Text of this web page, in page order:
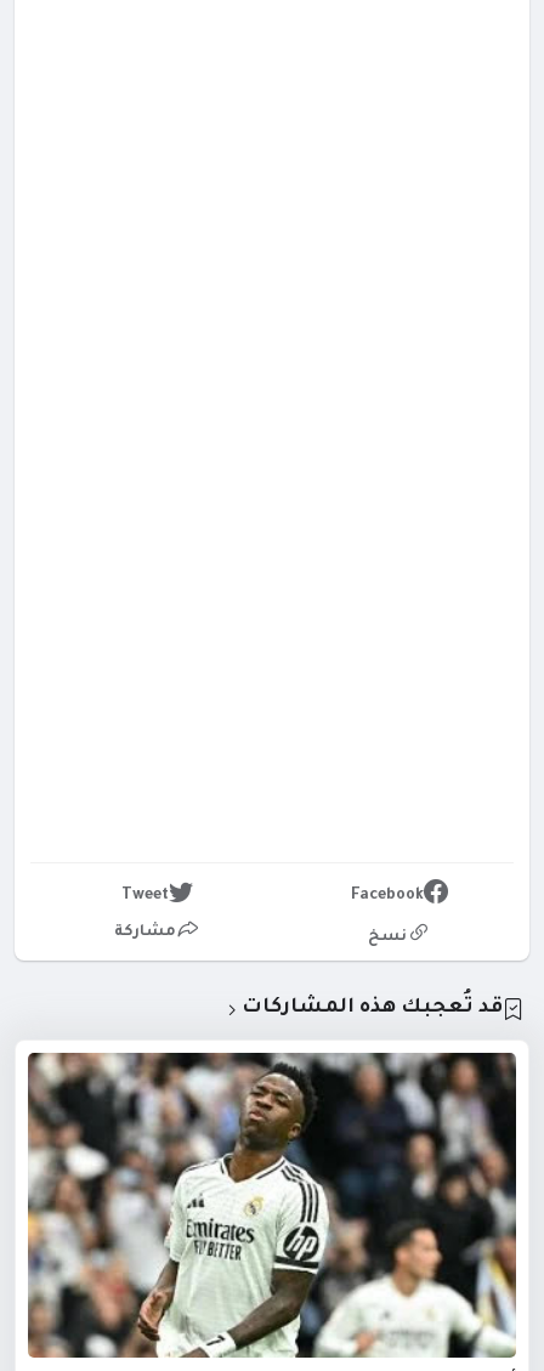
Facebook
Tweet
نسخ مشاركة
قد تُعجبك هذه المشاركات